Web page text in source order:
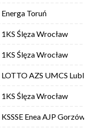
Energa Toruń
1KS Ślęza Wrocław
1KS Ślęza Wrocław
LOTTO AZS UMCS
1KS Ślęza Wrocław
KSSSE Enea AJP
Energa Toruń
1KS Ślęza Wrocław
1KS Ślęza Wrocław
LOTTO AZS UMCS
1KS Ślęza Wrocław
KSSSE Enea AJP